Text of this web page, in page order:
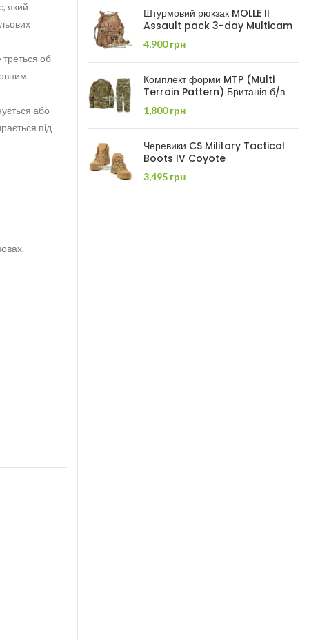
який
треться об
або
під
Штурмовий рюкзак MOLLE II
Assault pack 3-day Multicam
4,900грн
Комплект форми MTP (Multi
Terrain Pattern) Британія б/в
1,800грн
Черевики CS Military Tactical
Boots IV Coyote
3,495 грн